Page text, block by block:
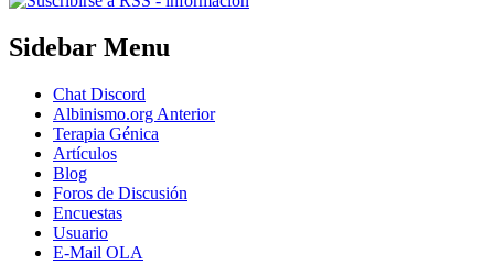
Sidebar Menu
Chat Discord
Albinismo.org Anterior
Terapia Génica
Artículos
Blog
Foros de Discusión
Encuestas
Usuario
E-Mail OLA